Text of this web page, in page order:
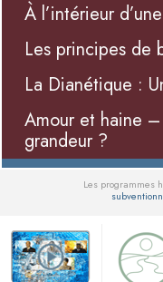
À l’intérieur
Les principes de
La Dianétique :
Amour et haine
grandeur ?
Les programmes